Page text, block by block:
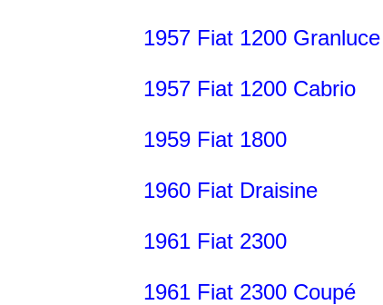
1957 Fiat 1200 Granluce
1957 Fiat 1200 Cabrio
1959 Fiat 1800
1960 Fiat Draisine
1961 Fiat 2300
1961 Fiat 2300 Coupé